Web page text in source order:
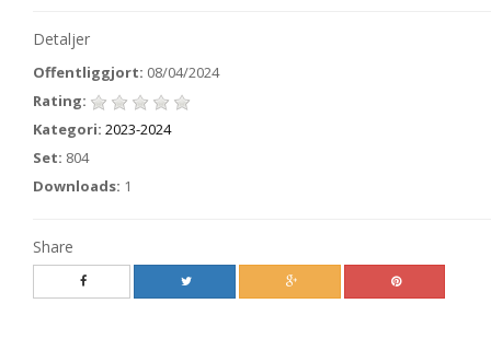
Detaljer
Offentliggjort: 08/04/2024
Rating:
Kategori: 2023-2024
Set: 804
Downloads: 1
Share